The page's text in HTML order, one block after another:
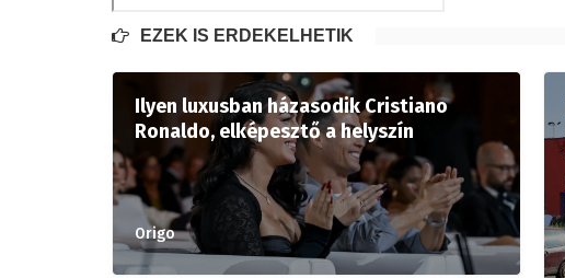
EZEK IS ÉRDEKELHETIK
Ilyen luxusban házasodik Cristiano
Ronaldo, elképesztő a helyszín
Origo